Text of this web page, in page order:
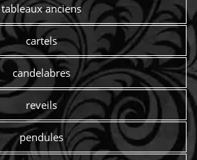
tableaux anciens
cartels
candelabres
reveils
pendules